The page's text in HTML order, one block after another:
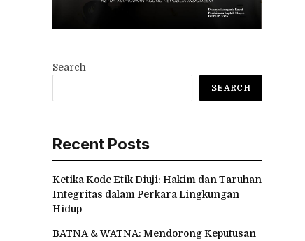
Search
SEARCH
Recent Posts
Ketika Kode Etik Diuji: Hakim dan Taruhan
Integritas dalam Perkara Lingkungan
Hidup
BATNA & WATNA: Mendorong Keputusan